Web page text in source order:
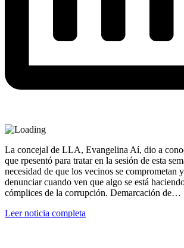
La concejal de LLA, Evangelina Aí, dio a
que rpesentó para tratar en la sesión de esta
necesidad de que los vecinos se comprometan
denunciar cuando ven que algo se está
cómplices de la corrupción. Demarcación de…
Leer noticia completa